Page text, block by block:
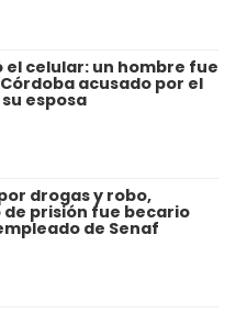
el celular: un hombre fue
acusado por el
esposa
drogas y robo,
de prisión fue becario
de Senaf